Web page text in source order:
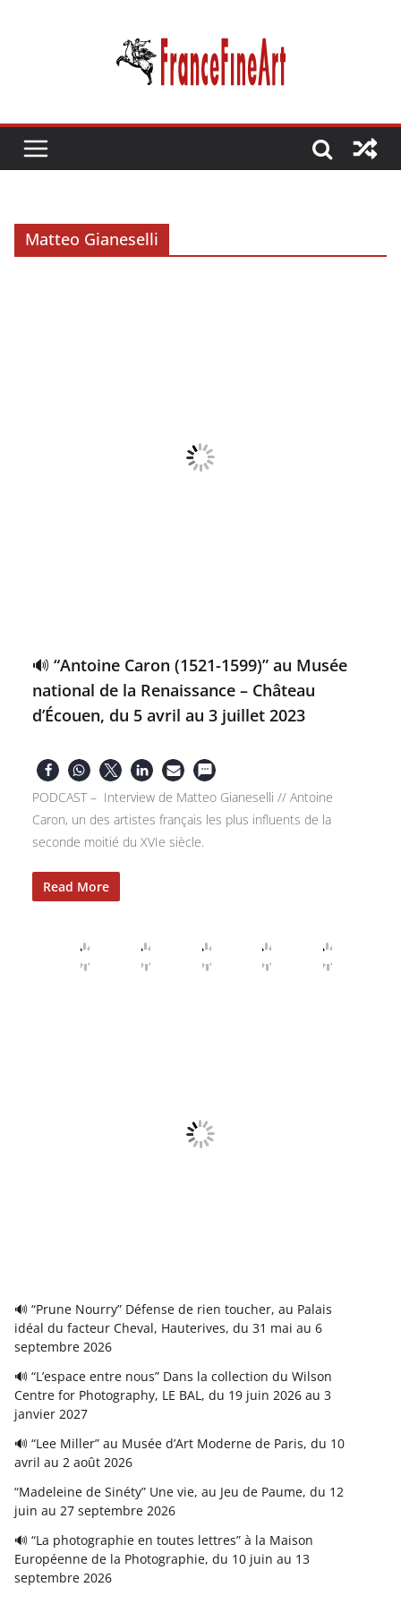
Matteo Gianeselli
🔊 “Antoine Caron (1521-1599)” au Musée
national de la Renaissance – Château
d’Écouen, du 5 avril au 3 juillet 2023
PODCAST – Interview de Matteo Gianeselli // Antoine
Caron, un des artistes français les plus influents de la
seconde moitié du XVIe siècle.
Read More
🔊 “Prune Nourry” Défense de rien toucher, au Palais
idéal du facteur Cheval, Hauterives, du 31 mai au 6
septembre 2026
🔊 “L’espace entre nous” Dans la collection du Wilson
Centre for Photography, LE BAL, du 19 juin 2026 au 3
janvier 2027
🔊 “Lee Miller” au Musée d’Art Moderne de Paris, du 10
avril au 2 août 2026
“Madeleine de Sinéty” Une vie, au Jeu de Paume, du 12
juin au 27 septembre 2026
🔊 “La photographie en toutes lettres” à la Maison
Européenne de la Photographie, du 10 juin au 13
septembre 2026